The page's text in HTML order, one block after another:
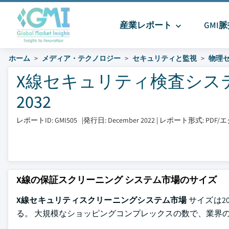
産業レポート GMI
ホーム メディア・テクノロジー セキュリティと監視 物理
X線セキュリティ検査シス
2032
レポートID: GMI505 |発行日: December 2022 | レポート形式: PDF/
X線の保証スクリーニング システム市場のサイズ
X線セキュリティスクリーニングシステム市場サイズは
る。 大規模なショッピングコンプレックスの数で、業界